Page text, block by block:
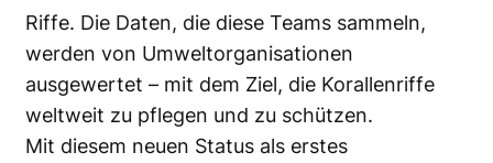
Riffe. Die Daten, die diese Teams sammeln,
werden von Umweltorganisationen
ausgewertet – mit dem Ziel, die Korallenriffe
weltweit zu pflegen und zu schützen.
Mit diesem neuen Status als erstes